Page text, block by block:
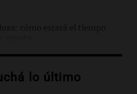
cómo estará el tiempo
Fe: cómo estará el tiempo este
lo último